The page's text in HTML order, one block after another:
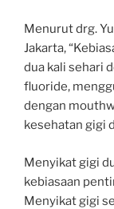
Menurut drg.
Jakarta,
dua kali sehari
fluoride,
dengan
kesehatan gigi
Menyikat gigi
kebiasaan
Menyikat gigi